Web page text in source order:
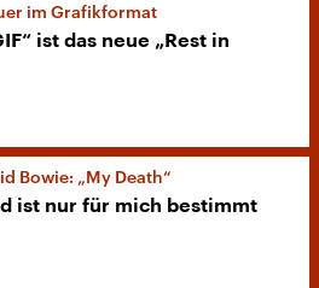
im Grafikformat
ist das neue „Rest in
Bowie: „My Death“
ist nur für mich bestimmt